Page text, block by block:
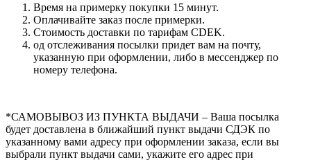
Время на примерку покупки 15 минут.
Оплачивайте заказ после примерки.
Стоимость доставки по тарифам CDEK.
од отслеживания посылки придет вам на почту,
указанную при оформлении, либо в мессенджер по
номеру телефона.
*САМОВЫВОЗ ИЗ ПУНКТА ВЫДАЧИ – Ваша посылка
будет доставлена в ближайший пункт выдачи СДЭК по
указанному вами адресу при оформлении заказа, если вы
выбрали пункт выдачи сами, укажите его адрес при